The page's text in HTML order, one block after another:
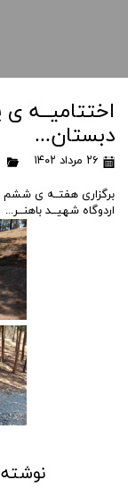
اختتامیــه ی
دبستان...
۲۶ مرداد ۱۴۰۲
برگزاری هفتــه ی ششم
اردوگاه شهیــد باهنــر...